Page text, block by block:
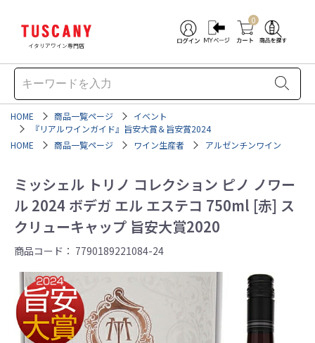
イタリアワイン専門店
0
HOME 商品一覧ページ
イベント
『リアルワインガイド』旨安大賞＆旨安賞2024
HOME
商品一覧ページ ワイン生産者 アルゼンチンワイン
ミッシェル トリノ コレクション ピノ ノワー
ル 2024 ボデガ エル エステコ 750ml [赤] ス
クリューキャップ 旨安大賞2020
商品コード： 7790189221084-24